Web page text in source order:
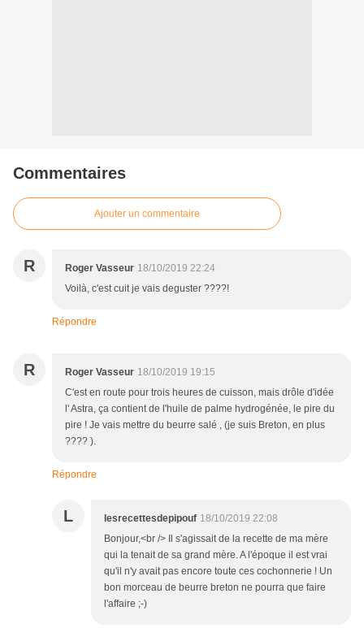
Commentaires
Ajouter un commentaire
R Roger Vasseur 18/10/2019 22:24
Voilà, c'est cuit je vais deguster ????!
Répondre
R Roger Vasseur 18/10/2019 19:15
C'est en route pour trois heures de cuisson, mais drôle d'idée
l' Astra, ça contient de l'huile de palme hydrogénée, le pire du
pire ! Je vais mettre du beurre salé , (je suis Breton, en plus
???? ).
Répondre
L lesrecettesdepipouf 18/10/2019 22:08
Bonjour,<br /> Il s'agissait de la recette de ma mère
qui la tenait de sa grand mère. A l'époque il est vrai
qu'il n'y avait pas encore toute ces cochonnerie ! Un
bon morceau de beurre breton ne pourra que faire
l'affaire ;-)